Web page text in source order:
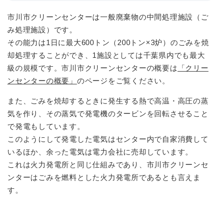
市川市クリーンセンターは一般廃棄物の中間処理施設（ご
み処理施設）です。
その能力は1日に最大600トン（200トン×3炉）のごみを焼
却処理することができ、1施設としては千葉県内でも最大
級の規模です。市川市クリーンセンターの概要は 「クリー
ンセンターの概要」 のページをご覧ください。
また、ごみを焼却するときに発生する熱で高温・高圧の蒸
気を作り、その蒸気で発電機のタービンを回転させること
で発電もしています。
このようにして発電した電気はセンター内で自家消費して
いるほか、余った電気は電力会社に売却しています。
これは火力発電所と同じ仕組みであり、市川市クリーンセ
ンターはごみを燃料とした火力発電所であるとも言えま
す。